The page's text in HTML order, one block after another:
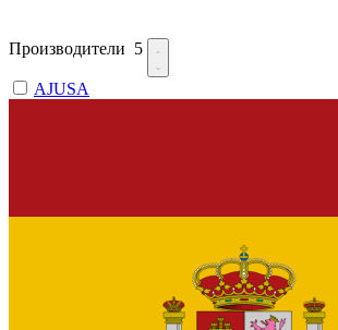
Производители 5
AJUSA